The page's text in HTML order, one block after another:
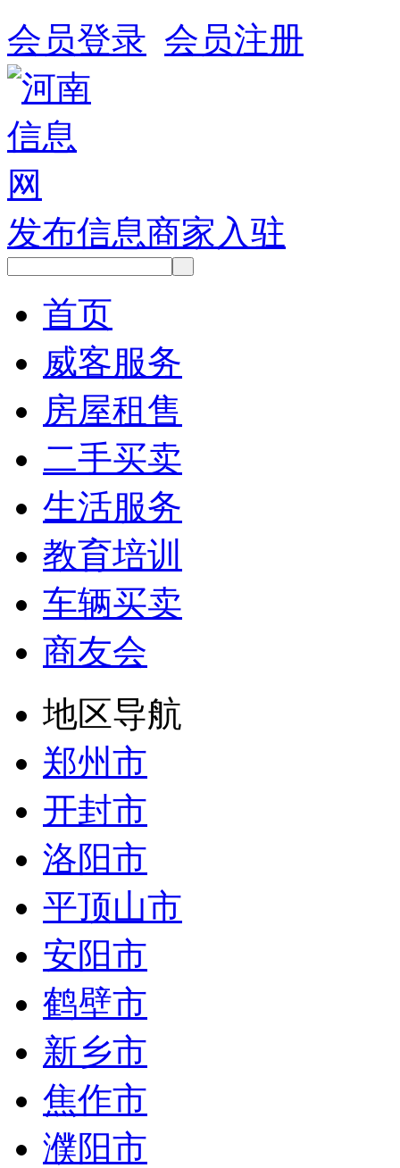
会员登录 会员注册
发布信息商家入驻
首页
威客服务
房屋租售
二手买卖
生活服务
教育培训
车辆买卖
商友会
地区导航
郑州市
开封市
洛阳市
平顶山市
安阳市
鹤壁市
新乡市
焦作市
濮阳市